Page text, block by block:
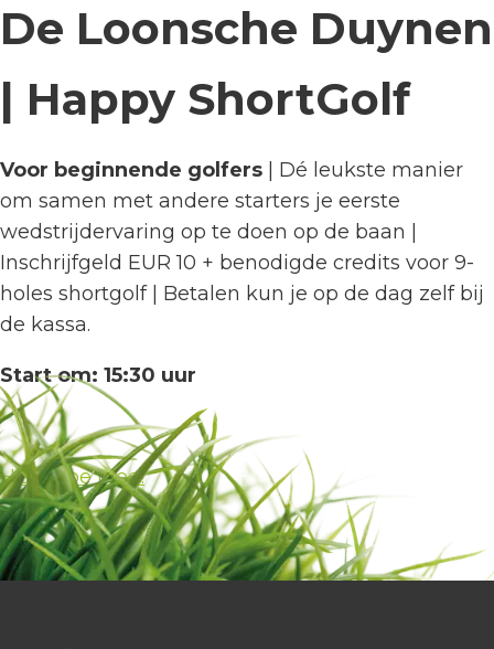
De Loonsche Duynen
| Happy ShortGolf
Voor beginnende golfers | Dé leukste manier
om samen met andere starters je eerste
wedstrijdervaring op te doen op de baan |
Inschrijfgeld EUR 10 + benodigde credits voor 9-
holes shortgolf| Betalen kun je op de dag zelf bij
de kassa.
Start om: 15:30 uur
HGC Doe Mee!